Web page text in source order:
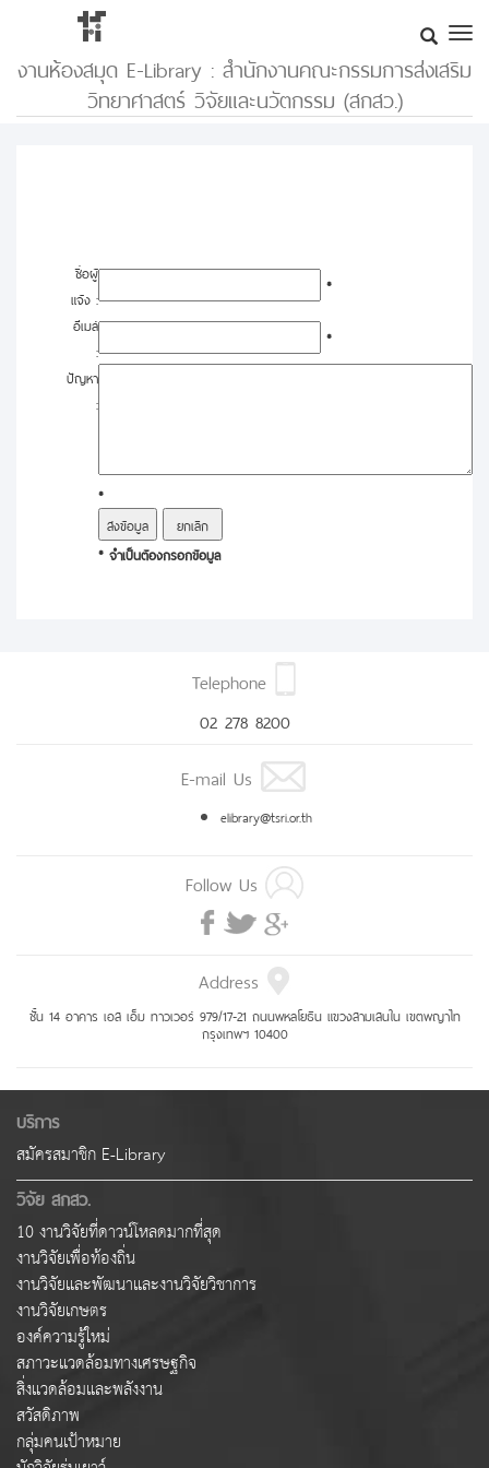
งานห้องสมุด E-Library : สำนักงานคณะกรรมการส่งเสริม
วิทยาศาสตร์ วิจัยและนวัตกรรม (สกสว.)
ชื่อผู้
แจ้ง :
*
อีเมล์
:
*
ปัญหา
:
*
* จำเป็นต้องกรอกข้อมูล
Telephone
02 278 8200
E-mail Us
elibrary@tsri.or.th
Follow Us
Address
ชั้น 14 อาคาร เอส เอ็ม ทาวเวอร์ 979/17-21 ถนนพหลโยธิน แขวงสามเสนใน เขตพญาไท
กรุงเทพฯ 10400
บริการ
สมัครสมาชิก E-Library
วิจัย สกสว.
10 งานวิจัยที่ดาวน์โหลดมากที่สุด
งานวิจัยเพื่อท้องถิ่น
งานวิจัยและพัฒนาและงานวิจัยวิชาการ
งานวิจัยเกษตร
องค์ความรู้ใหม่
สภาวะแวดล้อมทางเศรษฐกิจ
สิ่งแวดล้อมและพลังงาน
สวัสดิภาพ
กลุ่มคนเป้าหมาย